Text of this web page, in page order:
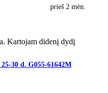
prieš 2 mėn.
Kartojam didenį dydį
25-30 d. G055-61642M